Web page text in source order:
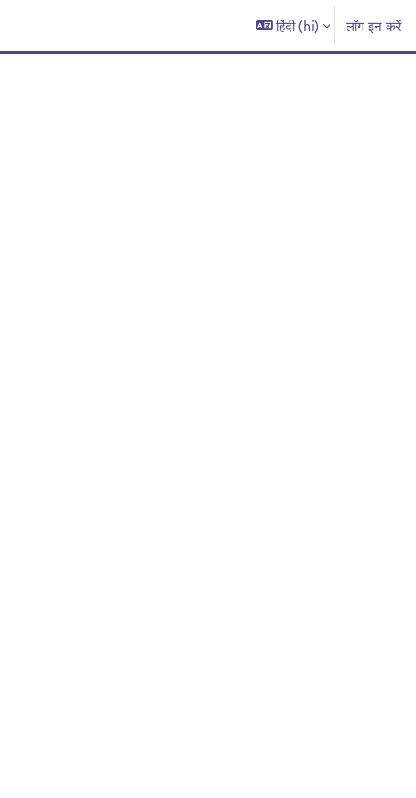
हिंदी ‎(hi)‎ लॉग इन करें